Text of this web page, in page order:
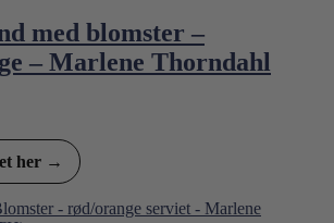
med blomster –
– Marlene Thorndahl
her →